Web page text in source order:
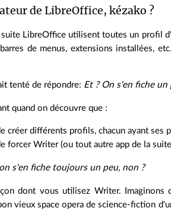
de LibreOffice, kézako ?
suite LibreOffice utilisent toutes un profil
de menus, extensions installées,
tenté de répondre: Et ? On s'en fiche un
quand on découvre que :
créer différents profils, chacun ayant ses
forcer Writer (ou tout autre app de la
on s'en fiche toujours un peu, non ?
dont vous utilisez Writer. Imaginons
vieux space opera de science-fiction